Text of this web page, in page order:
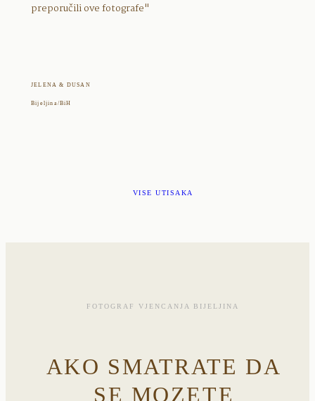
JELENA & DUSAN
Bijeljina/BiH
preporučili ove fotografe"
VISE UTISAKA
FOTOGRAF VJENCANJA BIJELJINA
AKO SMATRATE DA
SE MOZETE